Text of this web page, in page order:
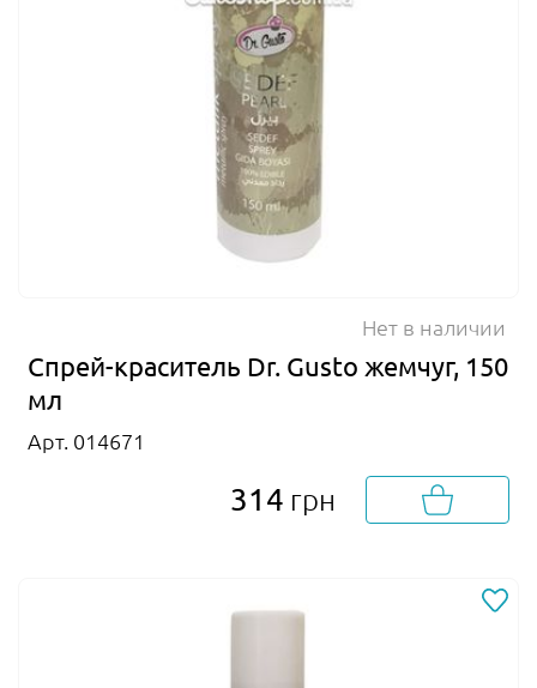
Нет в наличии
Спрей-краситель Dr. Gusto жемчуг, 150
мл
Арт. 014671
314 грн